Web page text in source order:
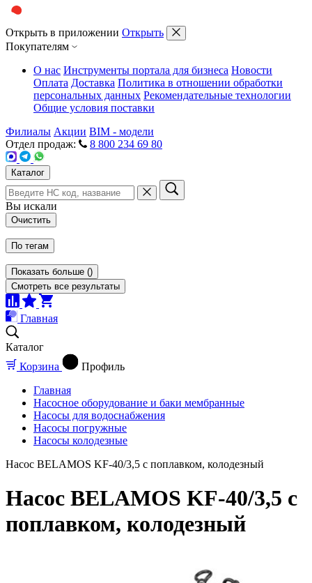
Открыть в приложении Открыть
Покупателям
О нас Инструменты портала для бизнеса Новости
Оплата Доставка Политика в отношении обработки
персональных данных Рекомендательные технологии
Общие условия поставки
Филиалы Акции BIM - модели
Отдел продаж:
8 800 234 69 80
Каталог
Вы искали
Очистить
По тегам
Показать больше ()
Смотреть все результаты
Главная
Каталог
Корзина
Профиль
Главная
Насосное оборудование и баки мембранные
Насосы для водоснабжения
Насосы погружные
Насосы колодезные
Насос BELAMOS KF-40/3,5 с поплавком, колодезный
Насос BELAMOS KF-40/3,5 с
поплавком, колодезный